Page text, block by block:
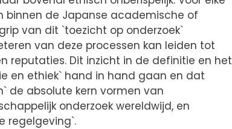
binnen de Japanse academische of
van dit `toezicht op onderzoek`
van deze processen kan leiden tot
reputaties. Dit inzicht in de definitie en het
en ethiek` hand in hand gaan en dat
de absolute kern vormen van
onderzoek wereldwijd, en
regelgeving`.